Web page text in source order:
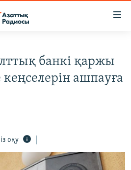
банкі қаржы
ашпауға
оқу